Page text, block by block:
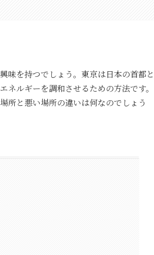
味を持つでしょう。東京は日本の首都と
ルギーを調和させるための方法です。
所と悪い場所の違いは何なのでしょう